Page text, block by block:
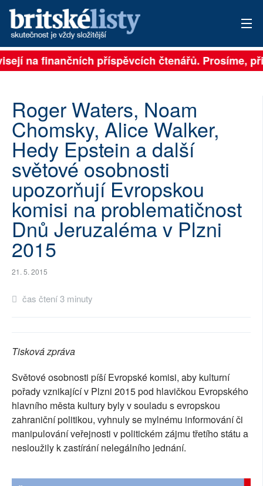
PŘIHLÁSIT
ARCHIV
ROZHOVORY
TÉMATA
NEJČTENĚJŠÍ ZA 7 DNÍ
AUTOŘI
PŘÍSPĚVKY NA PROVOZ
SOCIÁLNÍ SÍTĚ
RUBRIKY
na finančních příspěvcích čtenářů. Prosíme,
Roger Waters, Noam
Chomsky, Alice Walker,
Hedy Epstein a další
světové osobnosti
upozorňují Evropskou
komisi na problematičnost
Dnů Jeruzaléma v Plzni
2015
21. 5. 2015
čas čtení 3 minuty
Tisková zpráva
Světové osobnosti píší Evropské komisi, aby kulturní
pořady vznikající v Plzni 2015 pod hlavičkou Evropského
hlavního města kultury byly v souladu s evropskou
zahraniční politikou, vyhnuly se mylnému informování či
manipulování veřejnosti v politickém zájmu třetího státu a
nesloužily k zastírání nelegálního jednání.